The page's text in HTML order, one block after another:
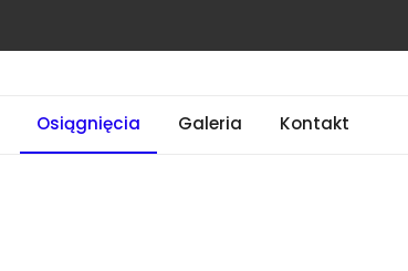
Osiągnięcia Galeria Kontakt